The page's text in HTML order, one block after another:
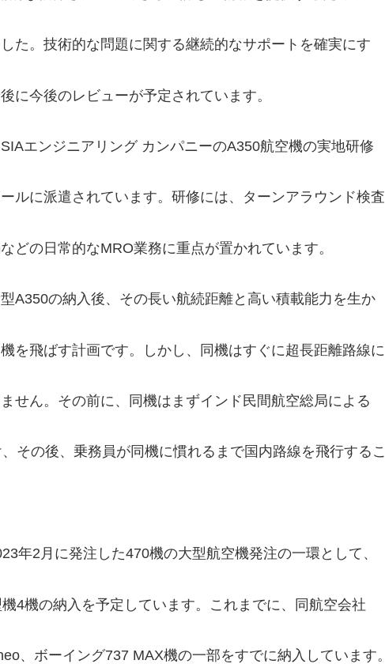
た。技術的な問題に関する継続的なサポートを確実にす
に今後のレビューが予定されています。
エンジニアリング カンパニーのA350航空機の実地研修
ルに派遣されています。研修には、ターンアラウンド検査
どの日常的なMRO業務に重点が置かれています。
A350の納入後、その長い航続距離と高い積載能力を生か
を飛ばす計画です。しかし、同機はすぐに超長距離路線に
せん。その前に、同機はまずインド民間航空総局による
その後、乗務員が同機に慣れるまで国内路線を飛行するこ
年2月に発注した470機の大型航空機発注の一環として、
4機の納入を予定しています。これまでに、同航空会社
、ボーイング737 MAX機の一部をすでに納入しています。